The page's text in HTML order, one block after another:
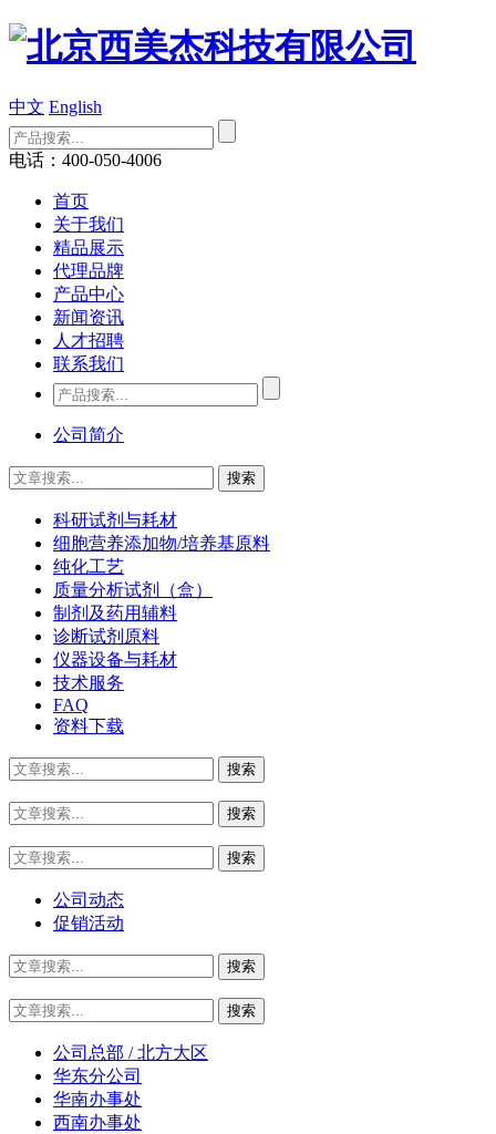
中文 English
电话：400-050-4006
首页
关于我们
精品展示
代理品牌
产品中心
新闻资讯
人才招聘
联系我们
公司简介
科研试剂与耗材
细胞营养添加物/培养基原料
纯化工艺
质量分析试剂（盒）
制剂及药用辅料
诊断试剂原料
仪器设备与耗材
技术服务
FAQ
资料下载
公司动态
促销活动
公司总部 / 北方大区
华东分公司
华南办事处
西南办事处